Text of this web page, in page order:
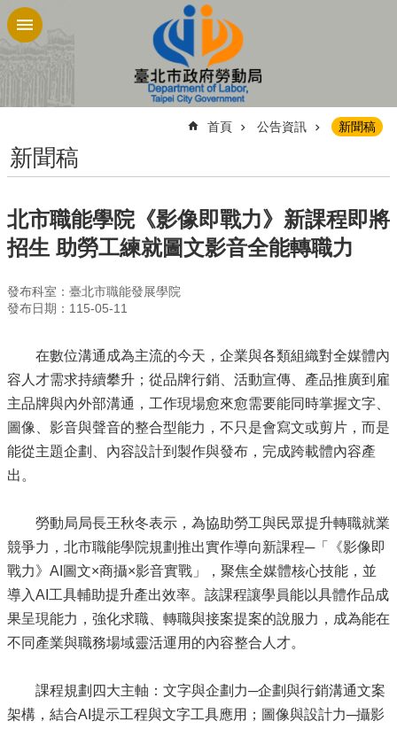
跳到主要內容區塊
首頁 公告資訊 新聞稿
新聞稿
北市職能學院《影像即戰力》新課程即將
招生 助勞工練就圖文影音全能轉職力
發布科室：臺北市職能發展學院
發布日期：115-05-11
在數位溝通成為主流的今天，企業與各類組織對全媒體內
容人才需求持續攀升；從品牌行銷、活動宣傳、產品推廣到雇
主品牌與內外部溝通，工作現場愈來愈需要能同時掌握文字、
圖像、影音與聲音的整合型能力，不只是會寫文或剪片，而是
能從主題企劃、內容設計到製作與發布，完成跨載體內容產
出。
勞動局局長王秋冬表示，為協助勞工與民眾提升轉職就業
競爭力，北市職能學院規劃推出實作導向新課程─「《影像即
戰力》AI圖文×商攝×影音實戰」，聚焦全媒體核心技能，並
導入AI工具輔助提升產出效率。該課程讓學員能以具體作品成
果呈現能力，強化求職、轉職與接案提案的說服力，成為能在
不同產業與職務場域靈活運用的內容整合人才。
課程規劃四大主軸：文字與企劃力─企劃與行銷溝通文案
架構，結合AI提示工程與文字工具應用；圖像與設計力─攝影